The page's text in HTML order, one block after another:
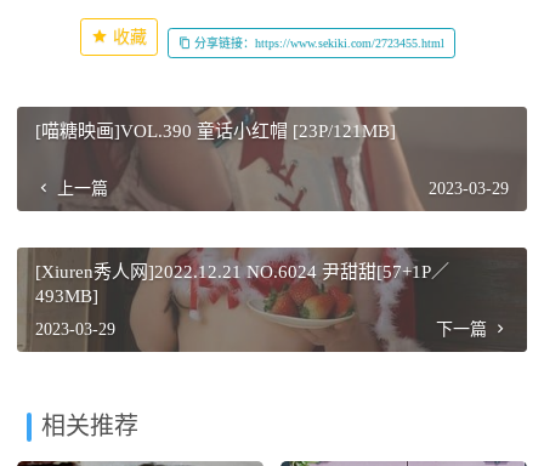
收藏 分享链接：https://www.sekiki.com/2723455.html
[喵糖映画]VOL.390 童话小红帽 [23P/121MB]
上一篇 2023-03-29
[Xiuren秀人网]2022.12.21 NO.6024 尹甜甜[57+1P／
493MB]
2023-03-29 下一篇
相关推荐